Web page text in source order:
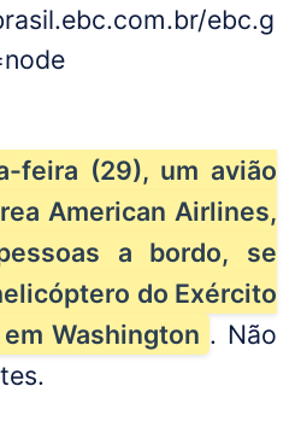
feira (29), um avião
American Airlines,
a bordo, se
do Exército
Washington . Não